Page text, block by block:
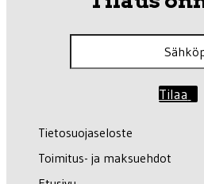
Tilaa
Tietosuojaseloste
Toimitus- ja maksuehdot